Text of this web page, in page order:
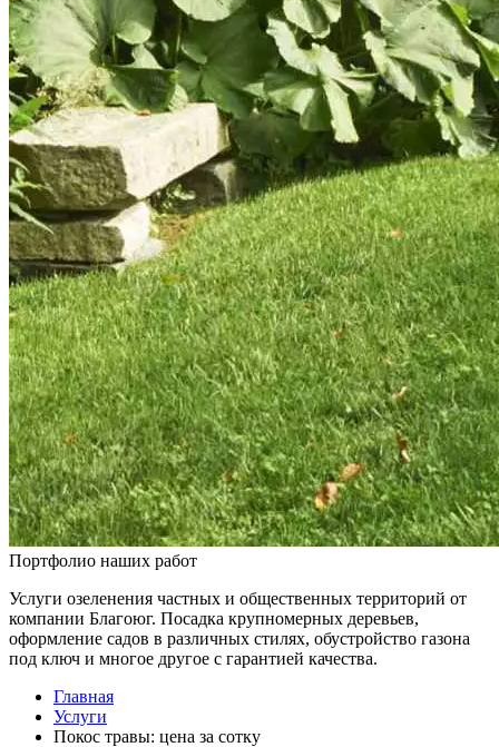
Портфолио наших работ
Услуги озеленения частных и общественных территорий от
компании Благоюг. Посадка крупномерных деревьев,
оформление садов в различных стилях, обустройство газона
под ключ и многое другое с гарантией качества.
Главная
Услуги
Покос травы: цена за сотку